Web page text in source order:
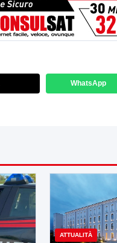
WhatsApp
ATTUALITÀ